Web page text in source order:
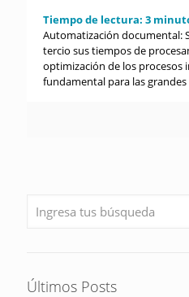
Tiempo de lectura: 3
Automatización documental:
tercio sus tiempos de
optimización de los procesos
fundamental para las grandes
Últimos Posts